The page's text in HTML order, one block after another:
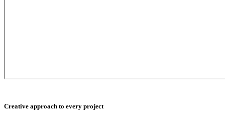
Creative approach to every project